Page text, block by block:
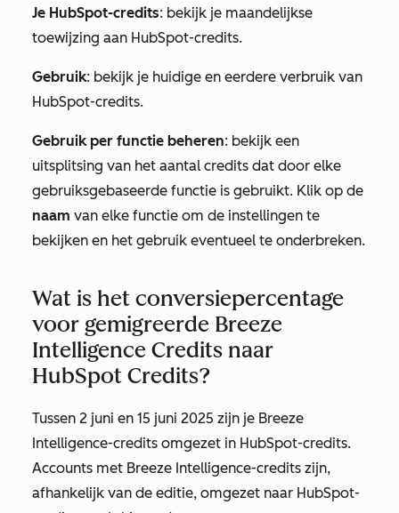
Je HubSpot-credits: bekijk je maandelijkse
toewijzing aan HubSpot-credits.
Gebruik: bekijk je huidige en eerdere verbruik van
HubSpot-credits.
Gebruik per functie beheren: bekijk een
uitsplitsing van het aantal credits dat door elke
gebruiksgebaseerde functie is gebruikt. Klik op de
naam van elke functie om de instellingen te
bekijken en het gebruik eventueel te onderbreken.
Wat is het conversiepercentage
voor gemigreerde Breeze
Intelligence Credits naar
HubSpot Credits?
Tussen 2 juni en 15 juni 2025 zijn je Breeze
Intelligence-credits omgezet in HubSpot-credits.
Accounts met Breeze Intelligence-credits zijn,
afhankelijk van de editie, omgezet naar HubSpot-